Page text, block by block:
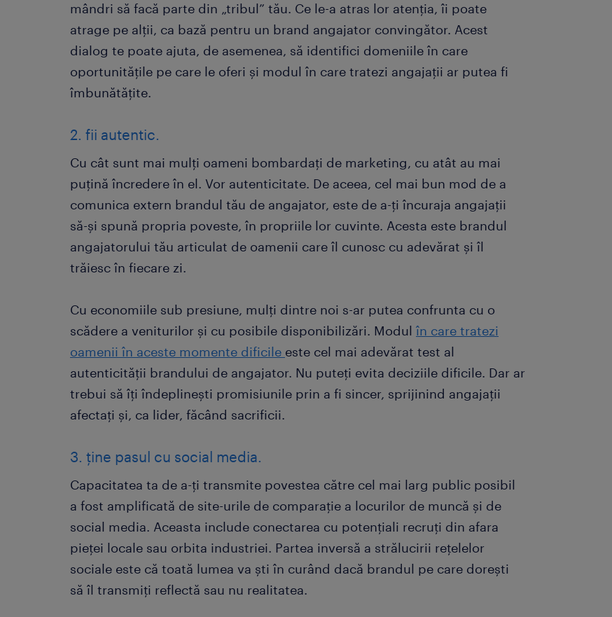
mândri să facă parte din „tribul” tău. Ce le-a atras lor atenția, îi poate
atrage pe alții, ca bază pentru un brand angajator convingător. Acest
dialog te poate ajuta, de asemenea, să identifici domeniile în care
oportunitățile pe care le oferi și modul în care tratezi angajații ar putea fi
îmbunătățite.
2. fii autentic.
Cu cât sunt mai mulți oameni bombardați de marketing, cu atât au mai
puțină încredere în el. Vor autenticitate. De aceea, cel mai bun mod de a
comunica extern brandul tău de angajator, este de a-ți încuraja angajații
să-și spună propria poveste, în propriile lor cuvinte. Acesta este brandul
angajatorului tău articulat de oamenii care îl cunosc cu adevărat și îl
trăiesc în fiecare zi.
Cu economiile sub presiune, mulți dintre noi s-ar putea confrunta cu o
scădere a veniturilor și cu posibile disponibilizări. Modul în care tratezi
oamenii în aceste momente dificile este cel mai adevărat test al
autenticității brandului de angajator. Nu puteți evita deciziile dificile. Dar ar
trebui să îți îndeplinești promisiunile prin a fi sincer, sprijinind angajații
afectați și, ca lider, făcând sacrificii.
3. ține pasul cu social media.
Capacitatea ta de a-ți transmite povestea către cel mai larg public posibil
a fost amplificată de site-urile de comparație a locurilor de muncă și de
social media. Aceasta include conectarea cu potențiali recruți din afara
pieței locale sau orbita industriei. Partea inversă a strălucirii rețelelor
sociale este că toată lumea va ști în curând dacă brandul pe care dorești
să îl transmiți reflectă sau nu realitatea.